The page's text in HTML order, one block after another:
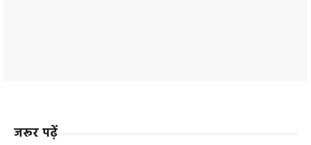
जरूर पढ़ें